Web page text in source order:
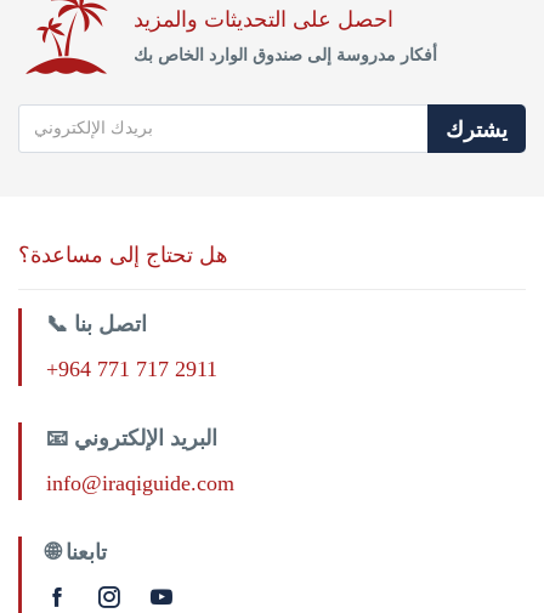
احصل على التحديثات والمزيد
أفكار مدروسة إلى صندوق الوارد الخاص بك
يشترك
هل تحتاج إلى مساعدة؟
📞 اتصل بنا
+964 771 717 2911
📧 البريد الإلكتروني
info@iraqiguide.com
🌐 تابعنا